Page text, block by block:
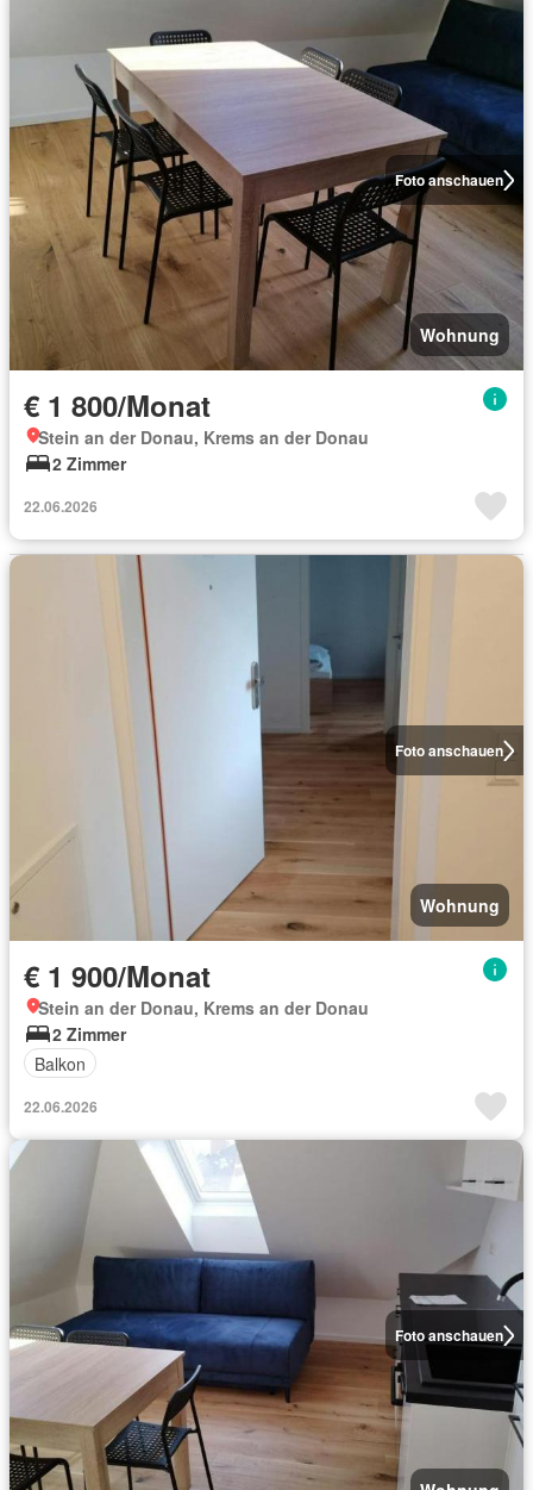
Foto anschauen
Wohnung
€ 1 800/Monat
Stein an der Donau, Krems an der Donau
2 Zimmer
22.06.2026
Foto anschauen
Wohnung
€ 1 900/Monat
Stein an der Donau, Krems an der Donau
2 Zimmer
Balkon
22.06.2026
Foto anschauen